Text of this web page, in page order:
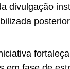
divulgação